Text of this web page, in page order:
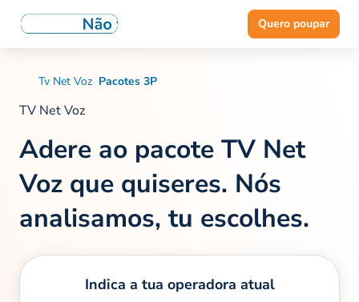
Quero poupar
Tv Net Voz Pacotes 3P
TV Net Voz
Adere ao pacote TV Net
Voz que quiseres. Nós
analisamos, tu escolhes.
Indica a tua operadora atual